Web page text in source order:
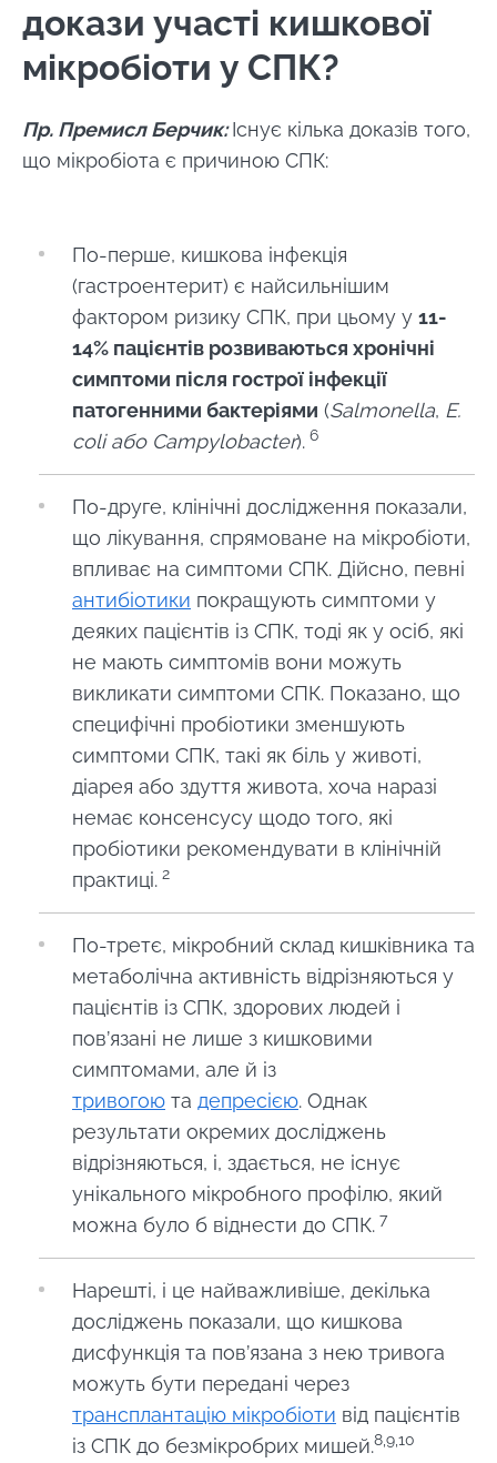
докази участі кишкової
мікробіоти у СПК?
Пр. Премисл Берчик: Існує кілька доказів того,
що мікробіота є причиною СПК:
По-перше, кишкова інфекція
(гастроентерит) є найсильнішим
фактором ризику СПК, при цьому у 11-
14% пацієнтів розвиваються хронічні
симптоми після гострої інфекції
патогенними бактеріями (Salmonella, E.
coli абоCampylobacter). 6
По-друге, клінічні дослідження показали,
що лікування, спрямоване на мікробіоти,
впливає на симптоми СПК. Дійсно, певні
антибіотики покращують симптоми у
деяких пацієнтів із СПК, тоді як у осіб, які
не мають симптомів вони можуть
викликати симптоми СПК. Показано, що
специфічні пробіотики зменшують
симптоми СПК, такі як біль у животі,
діарея або здуття живота, хоча наразі
немає консенсусу щодо того, які
пробіотики рекомендувати в клінічній
практиці. 2
По-третє, мікробний склад кишківника та
метаболічна активність відрізняються у
пацієнтів із СПК, здорових людей і
пов’язані не лише з кишковими
симптомами, але й із
тривогою та депресією. Однак
результати окремих досліджень
відрізняються, і, здається, не існує
унікального мікробного профілю, який
можна було б віднести до СПК. 7
Нарешті, і це найважливіше, декілька
досліджень показали, що кишкова
дисфункція та пов’язана з нею тривога
можуть бути передані через
трансплантацію мікробіоти від пацієнтів
із СПК до безмікробрих мишей.8,9,10